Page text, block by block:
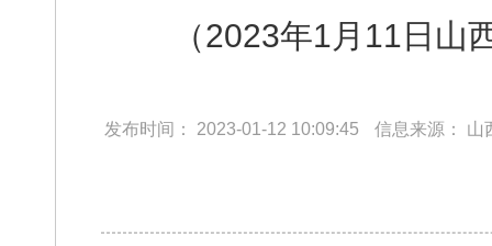
（2023年1月11日
发布时间： 2023-01-12 10:09:45 信息来源： 山